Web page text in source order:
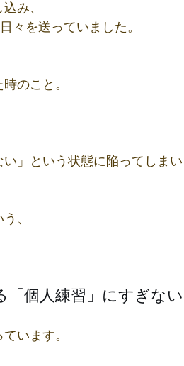
み、
々を送っていました。
のこと。
」という状態に陥ってしま
、
個人練習」にすぎない
います。